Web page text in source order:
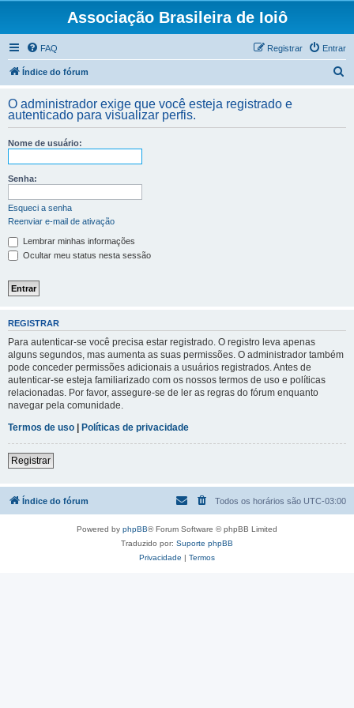
Associação Brasileira de Ioiô
FAQ Entrar
Registrar
Índice do fórum
q
O administrador exige que você esteja registrado e
autenticado para visualizar perfis.
Nome de usuário:
Senha:
Esqueci a senha
Reenviar e-mail de ativação
Lembrar minhas informações
Ocultar meu status nesta sessão
REGISTRAR
Para autenticar-se você precisa estar registrado. O registro leva apenas
alguns segundos, mas aumenta as suas permissões. O administrador também
pode conceder permissões adicionais a usuários registrados. Antes de
autenticar-se esteja familiarizado com os nossos termos de uso e políticas
relacionadas. Por favor, assegure-se de ler as regras do fórum enquanto
navegar pela comunidade.
Termos de uso | Políticas de privacidade
Registrar
Índice do fórum Todos os horários são UTC-03:00
Powered by phpBB® Forum Software © phpBB Limited
Traduzido por: Suporte phpBB
Privacidade | Termos